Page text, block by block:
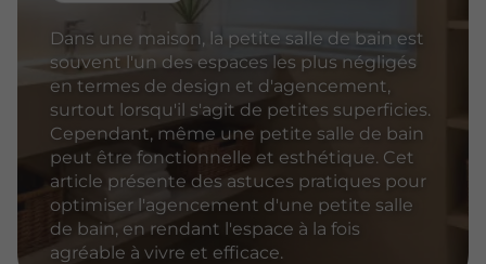
Dans une maison, la petite salle de bain est
souvent l'un des espaces les plus négligés
en termes de design et d'agencement,
surtout lorsqu'il s'agit de petites superficies.
Cependant, même une petite salle de bain
peut être fonctionnelle et esthétique. Cet
article présente des astuces pratiques pour
optimiser l'agencement d'une petite salle
de bain, en rendant l'espace à la fois
agréable à vivre et efficace.